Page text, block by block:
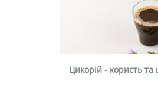
Цикорій - користь та